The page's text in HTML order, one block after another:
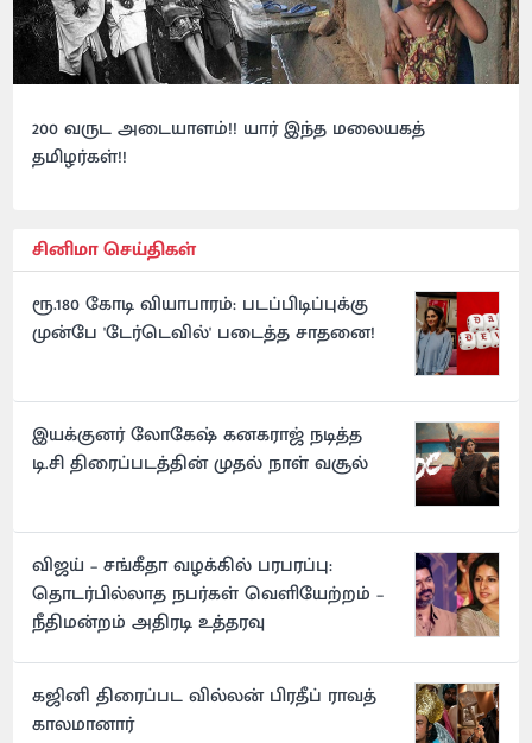
200 வருட அடையாளம்!! யார் இந்த மலையகத்
தமிழர்கள்!!
சினிமா செய்திகள்
ரூ.180 கோடி வியாபாரம்: படப்பிடிப்புக்கு
முன்பே 'டேர்டெவில்' படைத்த சாதனை!
இயக்குனர் லோகேஷ் கனகராஜ் நடித்த
டி.சி திரைப்படத்தின் முதல் நாள் வசூல்
விஜய் – சங்கீதா வழக்கில் பரபரப்பு:
தொடர்பில்லாத நபர்கள் வெளியேற்றம் –
நீதிமன்றம் அதிரடி உத்தரவு
கஜினி திரைப்பட வில்லன் பிரதீப் ராவத்
காலமானார்